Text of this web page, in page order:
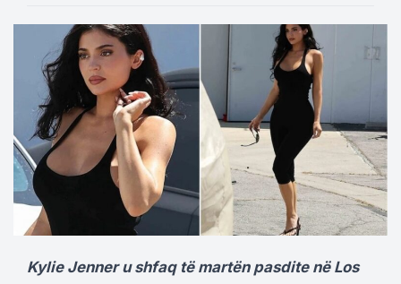
Kylie Jenner u shfaq të martën pasdite në Los